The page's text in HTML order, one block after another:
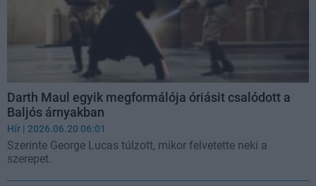
Darth Maul egyik megformálója óriásit csalódott a
Baljós árnyakban
Hír | 2026.06.20 06:01
Szerinte George Lucas túlzott, mikor felvetette neki a
szerepet.